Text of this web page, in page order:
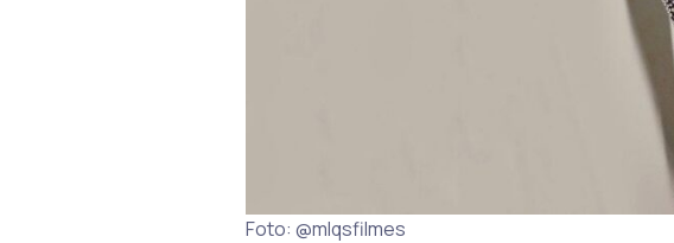
Foto: @mlqsfilmes